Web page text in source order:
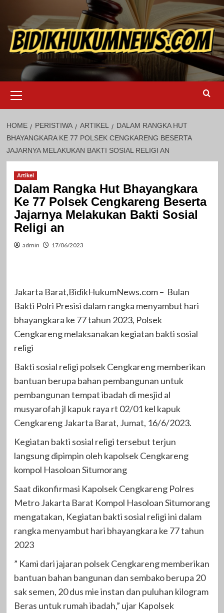
content
Menu
HOME PERISTIWA ARTIKEL
DALAM RANGKA HUT
BHAYANGKARA KE 77 POLSEK CENGKARENG BESERTA
JAJARNYA MELAKUKAN BAKTI SOSIAL RELIGI AN
Artikel
Dalam Rangka Hut Bhayangkara
Ke 77 Polsek Cengkareng Beserta
Jajarnya Melakukan Bakti Sosial
Religi an
admin 17/06/2023
Jakarta Barat,BidikHukumNews.com – Bulan
Bakti Polri Presisi dalam rangka menyambut hari
bhayangkara ke 77 tahun 2023, Polsek
Cengkareng melaksanakan kegiatan bakti sosial
religi
Bakti sosial religi polsek Cengkareng memberikan
bantuan berupa bahan pembangunan untuk
pembangunan tempat ibadah di mesjid al
musyarofah jl kapuk raya rt 02/01 kel kapuk
Cengkareng Jakarta Barat, Jumat, 16/6/2023.
Kegiatan bakti sosial religi tersebut terjun
langsung dipimpin oleh kapolsek Cengkareng
kompol Hasoloan Situmorang
Saat dikonfirmasi Kapolsek Cengkareng Polres
Metro Jakarta Barat Kompol Hasoloan Situmorang
mengatakan, Kegiatan bakti sosial religi ini dalam
rangka menyambut hari bhayangkara ke 77 tahun
2023
” Kami dari jajaran polsek Cengkareng memberikan
bantuan bahan bangunan dan sembako berupa 20
sak semen, 20 dus mie instan dan puluhan kilogram
Beras untuk rumah ibadah,” ujar Kapolsek